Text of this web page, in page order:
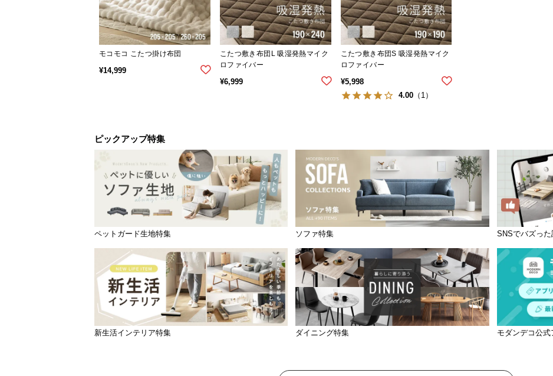
モコモコ こたつ掛け布団
¥14,999
こたつ敷き布団L 吸湿発熱マイク
ロファイバー
¥6,999
こたつ敷き布団S 吸湿発熱マイク
ロファイバー
¥5,998
4.00（1）
ピックアップ特集
ペットガード生地特集 ソファ特集 SNSでバズった
新生活インテリア特集 ダイニング特集 モダンデコ公式